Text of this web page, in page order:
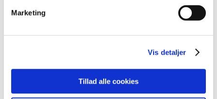
Marketing
Vis detaljer
Tillad alle cookies
2007 (3)
Links